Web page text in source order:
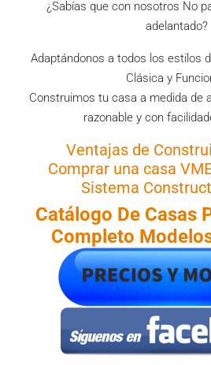
¿Sabías que con nosotros No
adelantado?
Adaptándonos a todos los estilos
Clásica y
Construimos tu casa a medida de
razonable y con
Ventajas de
Comprar una casa
Sistema
Catálogo De Casas
Completo